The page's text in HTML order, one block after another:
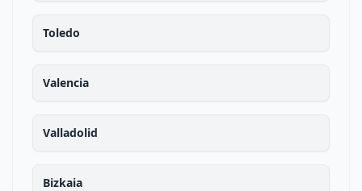
Toledo
Valencia
Valladolid
Bizkaia